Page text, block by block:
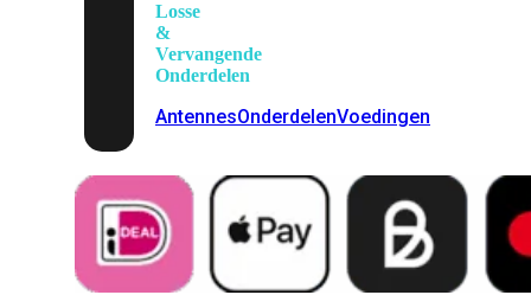
Losse
&
Vervangende
Onderdelen
AntennesOnderdelenVoedingen